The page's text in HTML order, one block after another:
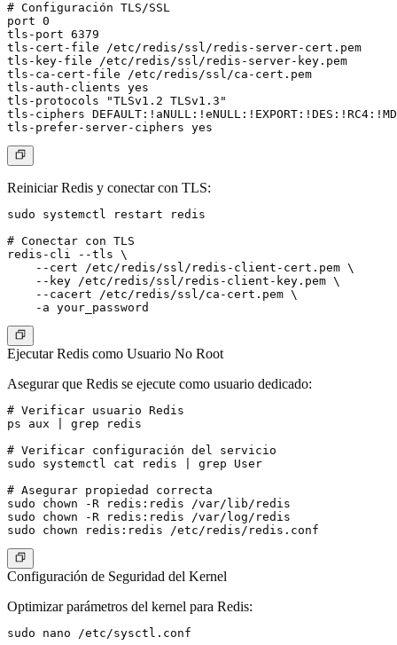
# Configuración TLS/SSL
port 0
tls-port 6379
tls-cert-file /etc/redis/ssl/redis-server-cert.pem
tls-key-file /etc/redis/ssl/redis-server-key.pem
tls-ca-cert-file /etc/redis/ssl/ca-cert.pem
tls-auth-clients yes
tls-protocols "TLSv1.2 TLSv1.3"
tls-ciphers
Reiniciar Redis y conectar con TLS:
sudo systemctl restart redis
# Conectar con TLS
redis-cli --tls \
    --cert /etc/redis/ssl/redis-client-cert.pem \
    --key /etc/redis/ssl/redis-client-key.pem \
    --cacert /etc/redis/ssl/ca-cert.pem \
Ejecutar Redis como Usuario No Root
Asegurar que Redis se ejecute como usuario dedicado:
# Verificar usuario Redis
ps aux | grep redis
# Verificar configuración del servicio
sudo systemctl cat redis | grep User
# Asegurar propiedad correcta
sudo chown -R redis:redis /var/lib/redis
sudo chown -R redis:redis /var/log/redis
Configuración de Seguridad del Kernel
Optimizar parámetros del kernel para Redis: